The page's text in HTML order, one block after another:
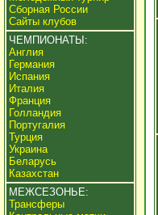
Сборная России
Сайты клубов
ЧЕМПИОНАТЫ:
Англия
Германия
Испания
Италия
Франция
Голландия
Португалия
Турция
Украина
Беларусь
Казахстан
МЕЖСЕЗОНЬЕ:
Трансферы